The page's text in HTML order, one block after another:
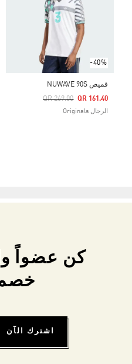
-40%
قميص NUWAVE 90S
Price Reduced From
QR 269.00
To QR 161.40
الرجال Originals
كن عضواً
خصم
اشترك الآن